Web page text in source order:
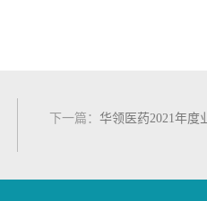
下一篇 ： 华领医药2021年度